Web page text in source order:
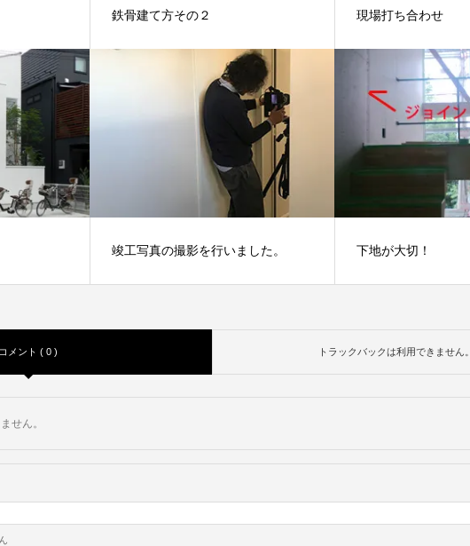
鉄骨建て方その２ 現場打ち合わせ
竣工写真の撮影を行いました。 下地が大切！
コメント ( 0 ) トラックバックは利用できません。
せん。